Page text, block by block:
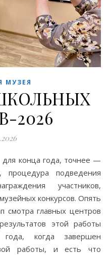
МУЗЕЯ
2026
процедура подведения
участников,
конкурсов. Опять
смотра главных центров
этой работы
когда завершен
работы, и есть что